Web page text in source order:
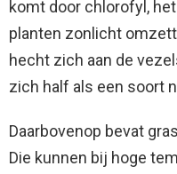
komt door chlorofyl,
planten zonlicht
hecht zich aan de
zich half als een soort
Daarbovenop bevat
Die kunnen bij hoge